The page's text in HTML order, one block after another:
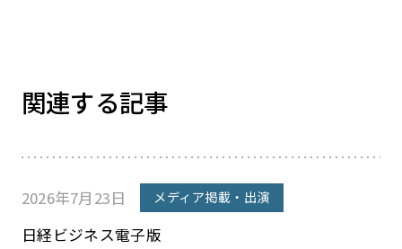
関連する記事
2026年7月23日 メディア掲載・出演
日経ビジネス電子版